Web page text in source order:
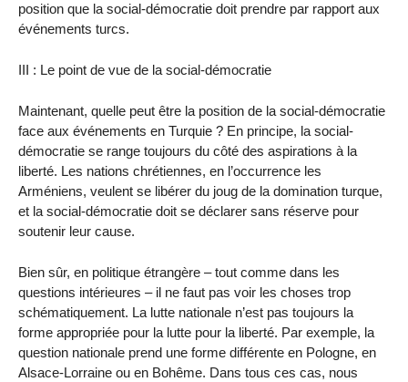
position que la social-démocratie doit prendre par rapport aux
événements turcs.
III : Le point de vue de la social-démocratie
Maintenant, quelle peut être la position de la social-démocratie
face aux événements en Turquie ? En principe, la social-
démocratie se range toujours du côté des aspirations à la
liberté. Les nations chrétiennes, en l’occurrence les
Arméniens, veulent se libérer du joug de la domination turque,
et la social-démocratie doit se déclarer sans réserve pour
soutenir leur cause.
Bien sûr, en politique étrangère – tout comme dans les
questions intérieures – il ne faut pas voir les choses trop
schématiquement. La lutte nationale n’est pas toujours la
forme appropriée pour la lutte pour la liberté. Par exemple, la
question nationale prend une forme différente en Pologne, en
Alsace-Lorraine ou en Bohême. Dans tous ces cas, nous